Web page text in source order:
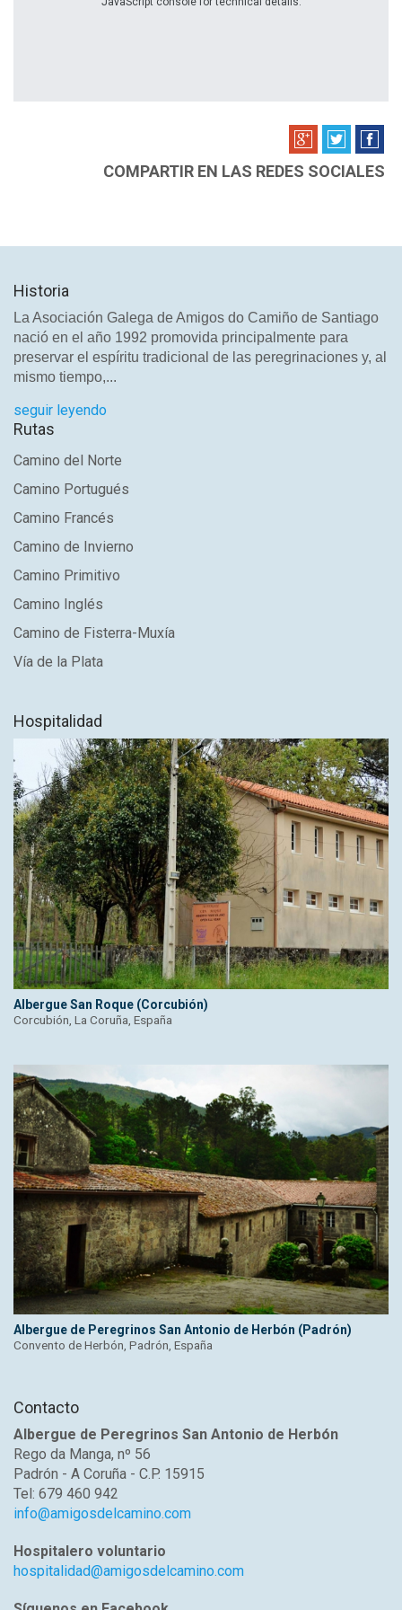
COMPARTIR EN LAS REDES SOCIALES
Historia
La Asociación Galega de Amigos do Camiño de Santiago
nació en el año 1992 promovida principalmente para
preservar el espíritu tradicional de las peregrinaciones y, al
mismo tiempo,...
seguir leyendo
Rutas
Camino del Norte
Camino Portugués
Camino Francés
Camino de Invierno
Camino Primitivo
Camino Inglés
Camino de Fisterra-Muxía
Vía de la Plata
Hospitalidad
Albergue San Roque (Corcubión)
Corcubión, La Coruña, España
Albergue de Peregrinos San Antonio de Herbón (Padrón)
Convento de Herbón, Padrón, España
Contacto
Albergue de Peregrinos San Antonio de Herbón
Rego da Manga, nº 56
Padrón - A Coruña - C.P. 15915
Tel: 679 460 942
info@amigosdelcamino.com
Hospitalero voluntario
hospitalidad@amigosdelcamino.com